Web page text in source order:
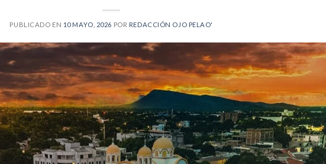
PUBLICADO EN 10 MAYO, 2026 POR REDACCIÓN OJO PELAO'